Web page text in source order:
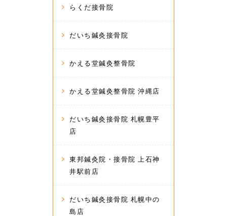
らくだ接骨院
だいち鍼灸接骨院
かえる堂鍼灸整骨院
かえる堂鍼灸整骨院 沖縄店
だいち鍼灸接骨院 札幌豊平
店
東邦鍼灸院・接骨院 上石神
井駅前店
だいち鍼灸接骨院 札幌中の
島店